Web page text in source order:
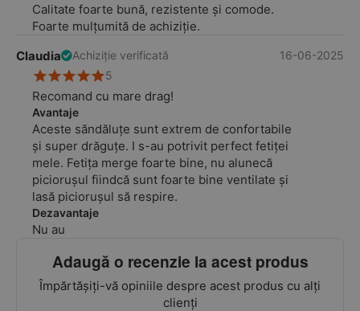
Calitate foarte bună, rezistente și comode.
Foarte mulțumită de achiziție.
Claudia
Achiziție verificată
16-06-2025
5
Recomand cu mare drag!
Avantaje
Aceste săndăluțe sunt extrem de confortabile
și super drăguțe. I s-au potrivit perfect fetiței
mele. Fetița merge foarte bine, nu alunecă
piciorușul fiindcă sunt foarte bine ventilate și
lasă piciorușul să respire.
Dezavantaje
Nu au
Adaugă o recenzie la acest produs
Împărtășiți-vă opiniile despre acest produs cu alți
clienți